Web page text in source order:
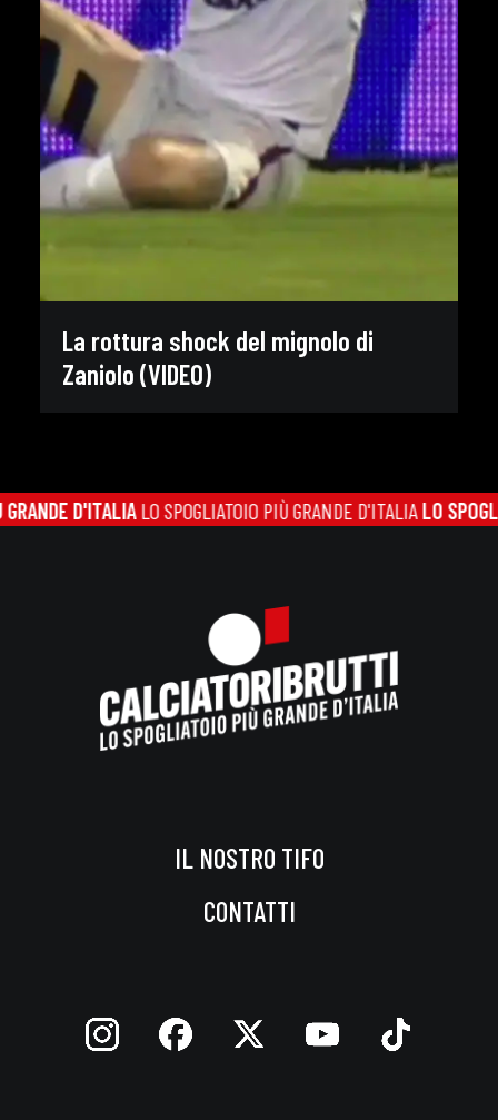
La rottura shock del mignolo di
Zaniolo (VIDEO)
D'ITALIALO SPOGLIATOIO PIÙ GRANDE D'ITALIALO
IL NOSTRO TIFO
CONTATTI